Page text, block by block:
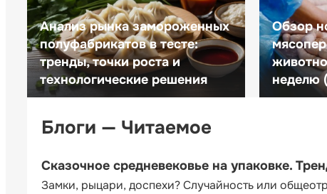
Анализ рынка замороженных
полуфабрикатов в тесте:
тренды, точки роста и
технологические решения
Обзор
неделю
Блоги — Читаемое
Сказочное средневековье на упаковке.
Замки, рыцари, доспехи? Случайность или